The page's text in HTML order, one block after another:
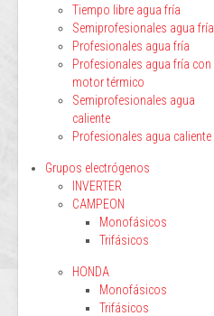
Tiempo libre agua fría
Semiprofesionales agua fría
Profesionales agua fría
Profesionales agua fría con
motor térmico
Semiprofesionales agua
caliente
Profesionales agua caliente
Grupos electrógenos
INVERTER
CAMPEON
Monofásicos
Trifásicos
HONDA
Monofásicos
Trifásicos